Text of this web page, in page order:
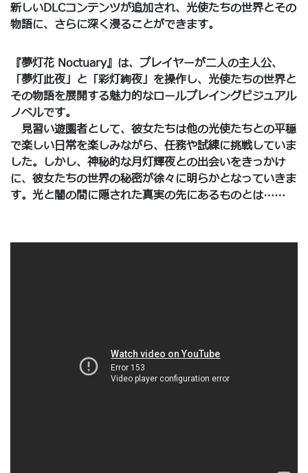
新しいDLCコンテンツが追加され、光使たちの世界とその
物語に、さらに深く浸ることができます。
『夢灯花 Noctuary』は、プレイヤーが二人の主人公、
「夢灯此夜」と「彩灯絢夜」を操作し、光使たちの世界と
その物語を展開する魅力的なロールプレイングビジュアル
ノベルです。
見習い遊園者として、彼女たちは他の光使たちとの平穏
で楽しい日常を楽しみながら、任務や試練に挑戦していま
した。しかし、神秘的な月灯輝夜との出会いをきっかけ
に、彼女たちの世界の秘密が徐々に明らかとなっていきま
す。光と闇の間に隠された真実の先にあるものとは……